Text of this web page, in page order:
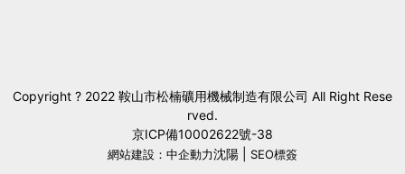
Copyright ? 2022 鞍山市松楠礦用機械制造有限公司 All Right Rese
rved.
京ICP備10002622號-38
網站建設：中企動力沈陽| SEO標簽